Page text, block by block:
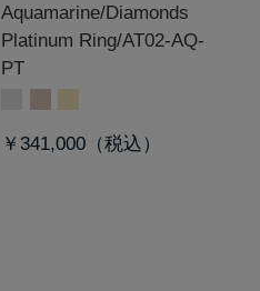
Aquamarine/Diamonds
Platinum Ring/AT02-AQ-
PT
￥341,000